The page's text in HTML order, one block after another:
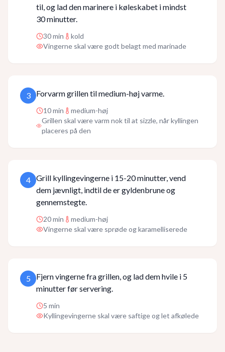
til, og lad den marinere i køleskabet i mindst
30 minutter.
30min
kold
Vingerne skal være godt belagt med marinade
3 Forvarm grillen til medium-høj varme.
10min
medium-høj
Grillen skal være varm nok til at sizzle, når kyllingen
placeres på den
4
Grill kyllingevingerne i 15-20 minutter, vend
dem jævnligt, indtil de er gyldenbrune og
gennemstegte.
20min
medium-høj
Vingerne skal være sprøde og karamelliserede
5
Fjern vingerne fra grillen, og lad dem hvile i 5
minutter før servering.
5 min
Kyllingevingerne skal være saftige og let afkølede